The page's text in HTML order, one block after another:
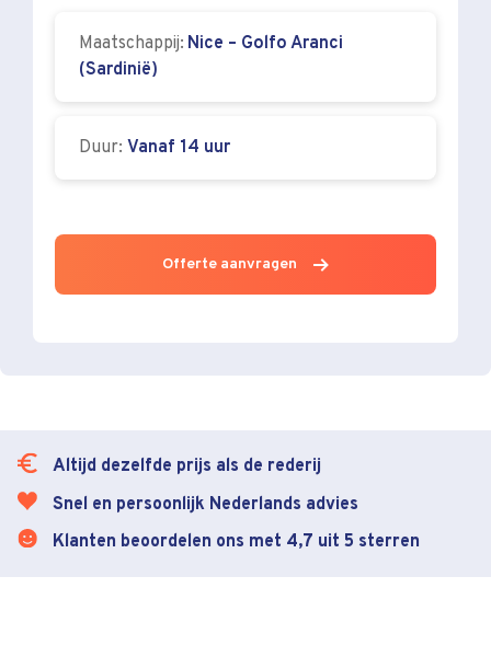
Maatschappij: Nice – Golfo Aranci
(Sardinië)
Duur: Vanaf 14 uur
Offerte aanvragen
Altijd dezelfde prijs als de rederij
Snel en persoonlijk Nederlands advies
Klanten beoordelen ons met 4,7 uit 5 sterren